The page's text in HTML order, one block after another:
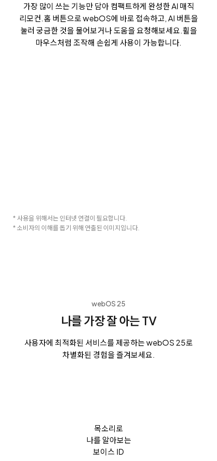
가장 많이 쓰는 기능만 담아 컴팩트하게 완성한 AI 매직
리모컨.홈 버튼으로 webOS에 바로 접속하고, AI 버튼을
눌러 궁금한 것을 물어보거나 도움을 요청해보세요.휠을
마우스처럼 조작해 손쉽게 사용이 가능합니다.
* 사용을 위해서는 인터넷 연결이 필요합니다.
* 소비자의 이해를 돕기 위해 연출된 이미지입니다.
webOS 25
나를 가장 잘 아는 TV
사용자에 최적화된 서비스를 제공하는 webOS 25로
차별화된 경험을 즐겨보세요.
목소리로
나를 알아보는
보이스 ID